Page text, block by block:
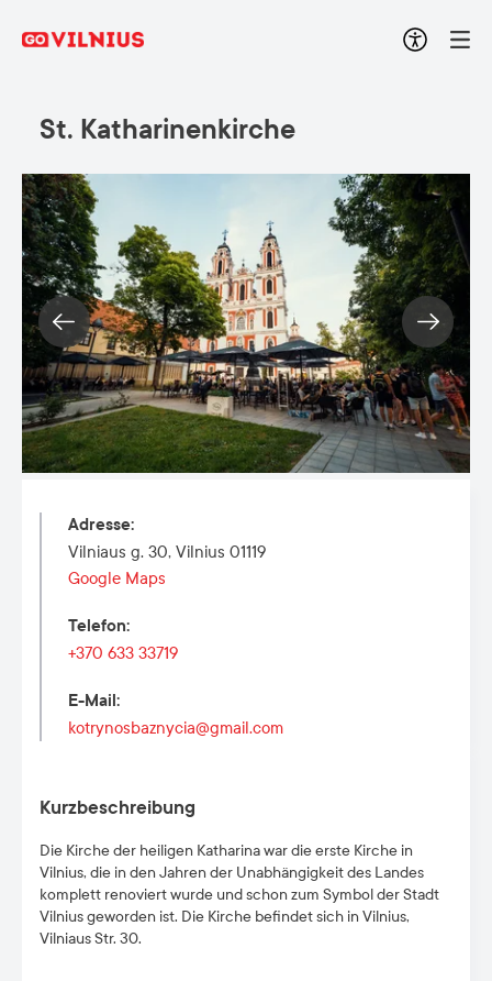
St. Katharinenkirche
Kurzbeschreibung
Die Kirche der heiligen Katharina war die erste Kirche in
Vilnius, die in den Jahren der Unabhängigkeit des Landes
komplett renoviert wurde und schon zum Symbol der Stadt
Vilnius geworden ist. Die Kirche befindet sich in Vilnius,
Vilniaus Str. 30.
Adresse:
Vilniaus g. 30, Vilnius 01119
Google Maps
Telefon:
+370 633 33719
E-Mail :
kotrynosbaznycia@gmail.com